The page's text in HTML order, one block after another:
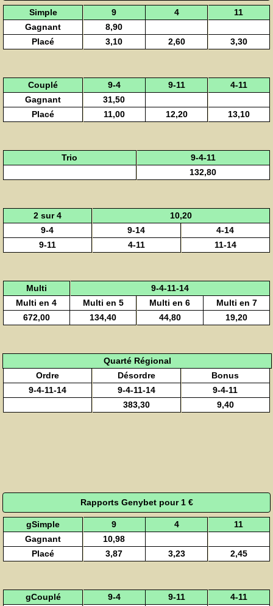
Simple 9 4
11
Gagnant
8,90
Placé
3,10 2,60 3,30
Couplé 9-4 9-11
4-11
Gagnant
31,50
Placé
11,00 12,20 13,10
Trio
9-4-11
132,80
2 sur 4
10,20
9-4
9-14
4-14
9-11
4-11 11-14
Multi
9-4-11-14
Multi en 4
Multi en 5 Multi en 6
Multi en 7
672,00
134,40 44,80 19,20
Quarté Régional
Ordre
Désordre
Bonus
9-4-11-14
9-4-11-14
9-4-11
383,30
9,40
Rapports Genybet pour 1 €
gSimple 9 4
11
Gagnant
10,98
Placé
3,87 3,23 2,45
gCouplé 9-4 9-11
4-11